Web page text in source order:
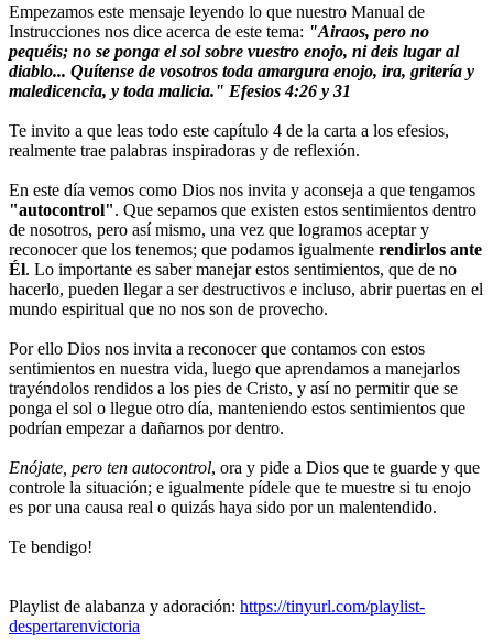
Empezamos este mensaje leyendo lo que nuestro Manual de
Instrucciones nos dice acerca de este tema: "Airaos, pero no
pequéis; no se ponga el sol sobre vuestro enojo, ni deis lugar al
diablo... Quítense de vosotros toda amargura enojo, ira, gritería y
maledicencia, y toda malicia." Efesios 4:26 y 31
Te invito a que leas todo este capítulo 4 de la carta a los efesios,
realmente trae palabras inspiradoras y de reflexión.
En este día vemos como Dios nos invita y aconseja a que tengamos
"autocontrol". Que sepamos que existen estos sentimientos dentro
de nosotros, pero así mismo, una vez que logramos aceptar y
reconocer que los tenemos; que podamos igualmente rendirlos ante
Él. Lo importante es saber manejar estos sentimientos, que de no
hacerlo, pueden llegar a ser destructivos e incluso, abrir puertas en el
mundo espiritual que no nos son de provecho.
Por ello Dios nos invita a reconocer que contamos con estos
sentimientos en nuestra vida, luego que aprendamos a manejarlos
trayéndolos rendidos a los pies de Cristo, y así no permitir que se
ponga el sol o llegue otro día, manteniendo estos sentimientos que
podrían empezar a dañarnos por dentro.
Enójate, pero ten autocontrol, ora y pide a Dios que te guarde y que
controle la situación; e igualmente pídele que te muestre si tu enojo
es por una causa real o quizás haya sido por un malentendido.
Te bendigo!
Playlist de alabanza y adoración: https://tinyurl.com/playlist-
despertarenvictoria